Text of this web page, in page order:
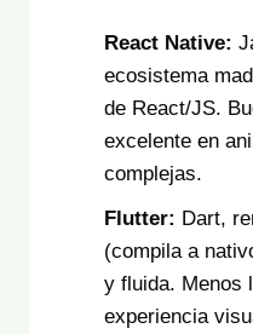
React Native:
ecosistema
de React/JS.
excelente en
complejas.
Flutter: Dart,
(compila a
y fluida. Menos
experiencia